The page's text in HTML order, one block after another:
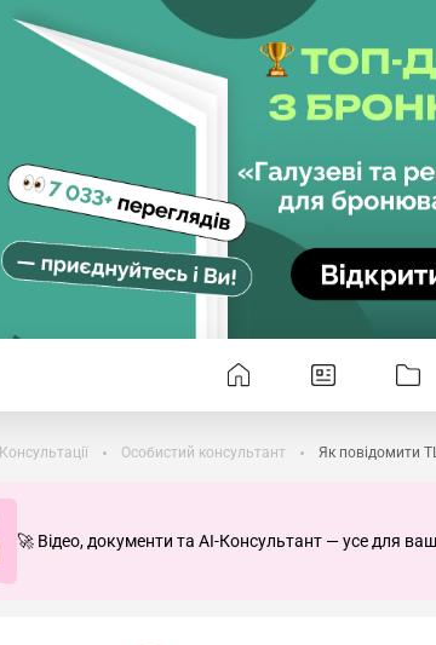
Консультації Особистий консультант Як повідомити
🚀 Відео, документи та AI-Консультант — усе для